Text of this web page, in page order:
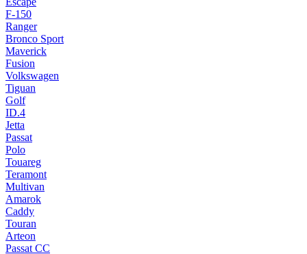
F-150
Ranger
Bronco Sport
Maverick
Fusion
Volkswagen
Tiguan
Golf
ID.4
Jetta
Passat
Polo
Touareg
Teramont
Multivan
Amarok
Caddy
Touran
Arteon
Passat CC